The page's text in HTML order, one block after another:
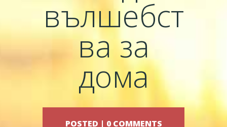
вълшебст
ва за
дома
POSTED | 0 COMMENTS